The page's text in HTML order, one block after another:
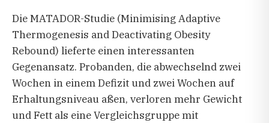
Die MATADOR-Studie (Minimising Adaptive
Thermogenesis and Deactivating Obesity
Rebound) lieferte einen interessanten
Gegenansatz. Probanden, die abwechselnd zwei
Wochen in einem Defizit und zwei Wochen auf
Erhaltungsniveau aßen, verloren mehr Gewicht
und Fett als eine Vergleichsgruppe mit